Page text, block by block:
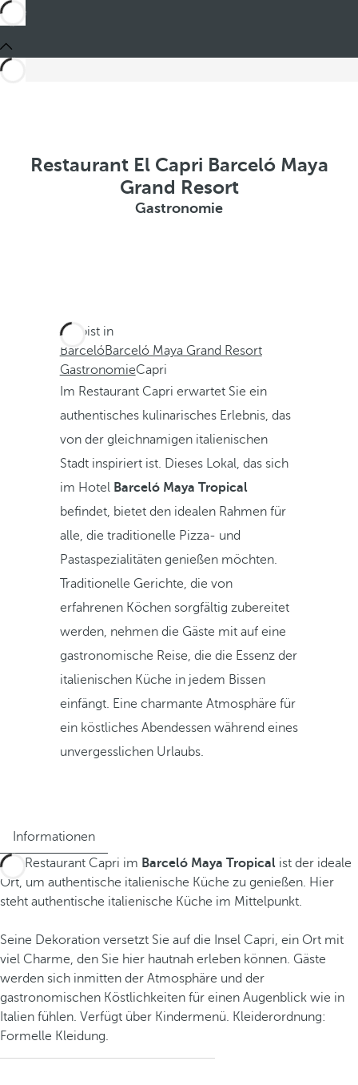
Restaurant El Capri Barceló Maya
Grand Resort
Gastronomie
Du bist in
BarcelóBarceló Maya Grand Resort
GastronomieCapri
Im Restaurant Capri erwartet Sie ein
authentisches kulinarisches Erlebnis, das
von der gleichnamigen italienischen
Stadt inspiriert ist. Dieses Lokal, das sich
im Hotel Barceló Maya Tropical
befindet, bietet den idealen Rahmen für
alle, die traditionelle Pizza- und
Pastaspezialitäten genießen möchten.
Traditionelle Gerichte, die von
erfahrenen Köchen sorgfältig zubereitet
werden, nehmen die Gäste mit auf eine
gastronomische Reise, die die Essenz der
italienischen Küche in jedem Bissen
einfängt. Eine charmante Atmosphäre für
ein köstliches Abendessen während eines
unvergesslichen Urlaubs.
Informationen
Das Restaurant Capri im Barceló Maya Tropical ist der ideale
Ort, um authentische italienische Küche zu genießen. Hier
steht authentische italienische Küche im Mittelpunkt.
Seine Dekoration versetzt Sie auf die Insel Capri, ein Ort mit
viel Charme, den Sie hier hautnah erleben können. Gäste
werden sich inmitten der Atmosphäre und der
gastronomischen Köstlichkeiten für einen Augenblick wie in
Italien fühlen. Verfügt über Kindermenü. Kleiderordnung:
Formelle Kleidung.